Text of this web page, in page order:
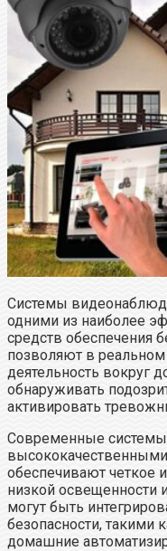
Системы
одними из наиболее
средств обеспечения
позволяют в
деятельность вокруг
обнаруживать
активировать
Современные
обеспечивают четкое
низкой освещенности
могут быть
безопасности, такими
домашние